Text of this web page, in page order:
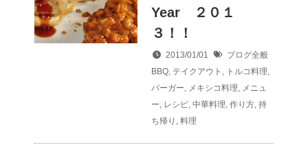
Year ２０１
３！！
2013/01/01
ブログ全般
BBQ, テイクアウト , トルコ料理,
バーガー, メキシコ料理, メニュ
ー, レシピ, 中華料理, 作り方, 持
ち帰り , 料理